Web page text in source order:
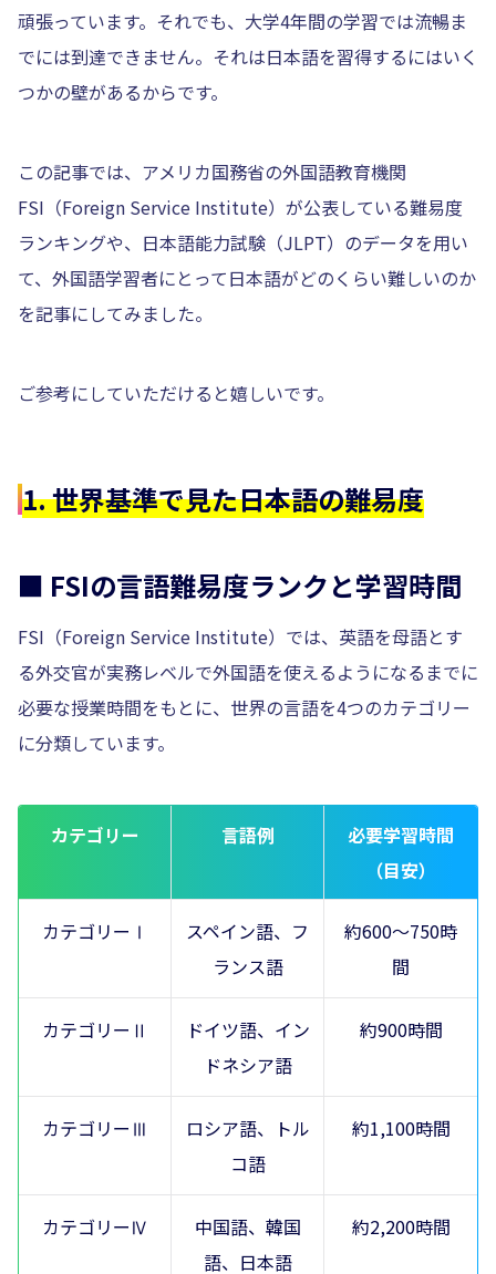
頑張っています。それでも、大学4年間の学習では流暢ま
でには到達できません。それは日本語を習得するにはいく
つかの壁があるからです。
この記事では、アメリカ国務省の外国語教育機関
FSI（Foreign Service Institute）が公表している難易度
ランキングや、日本語能力試験（JLPT）のデータを用い
て、外国語学習者にとって日本語がどのくらい難しいのか
を記事にしてみました。
ご参考にしていただけると嬉しいです。
1. 世界基準で見た日本語の難易度
■ FSIの言語難易度ランクと学習時間
FSI（Foreign Service Institute）では、英語を母語とす
る外交官が実務レベルで外国語を使えるようになるまでに
必要な授業時間をもとに、世界の言語を4つのカテゴリー
に分類しています。
カテゴリー 言語例
必要学習時間
（目安）
カテゴリーⅠ
スペイン語、フ
ランス語
約600～750時
間
カテゴリーⅡ
ドイツ語、イン
ドネシア語
約900時間
カテゴリーⅢ
ロシア語、トル
コ語
約1,100時間
カテゴリーⅣ
中国語、韓国
語、日本語
約2,200時間